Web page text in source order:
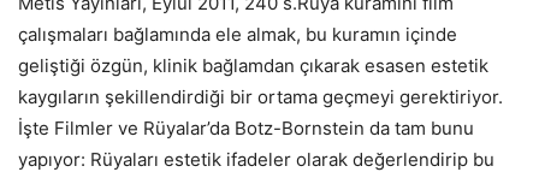
çalışmaları bağlamında ele almak, bu kuramın içinde
geliştiği özgün, klinik bağlamdan çıkarak esasen estetik
kaygıların şekillendirdiği bir ortama geçmeyi gerektiriyor.
İşte Filmler ve Rüyalar’da Botz-Bornstein da tam bunu
yapıyor: Rüyaları estetik ifadeler olarak değerlendirip bu